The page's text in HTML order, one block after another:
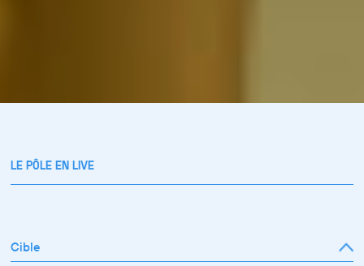
LE PÔLE EN LIVE
Cible